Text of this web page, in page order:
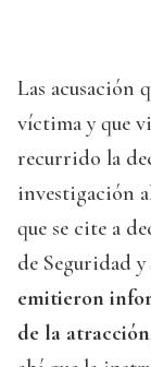
Las acusación
víctima y que
recurrido la
investigación
que se cite a
de Seguridad y
emitieron
de la atracción